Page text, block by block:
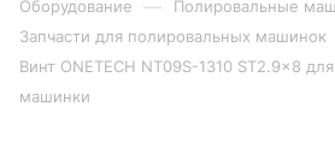
Оборудование — Полировальные
Запчасти для полировальных машинок
Винт ONETECH NT09S-1310 ST2.9x8
машинки